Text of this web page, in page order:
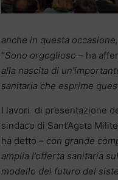
anche in questa
“Sono orgoglioso – ha
alla nascita di
sanitaria che esprime
I lavori di presentazione
sindaco di Sant’Agata
ha detto – con grande
amplia l’offerta sanitaria
modello del futuro del